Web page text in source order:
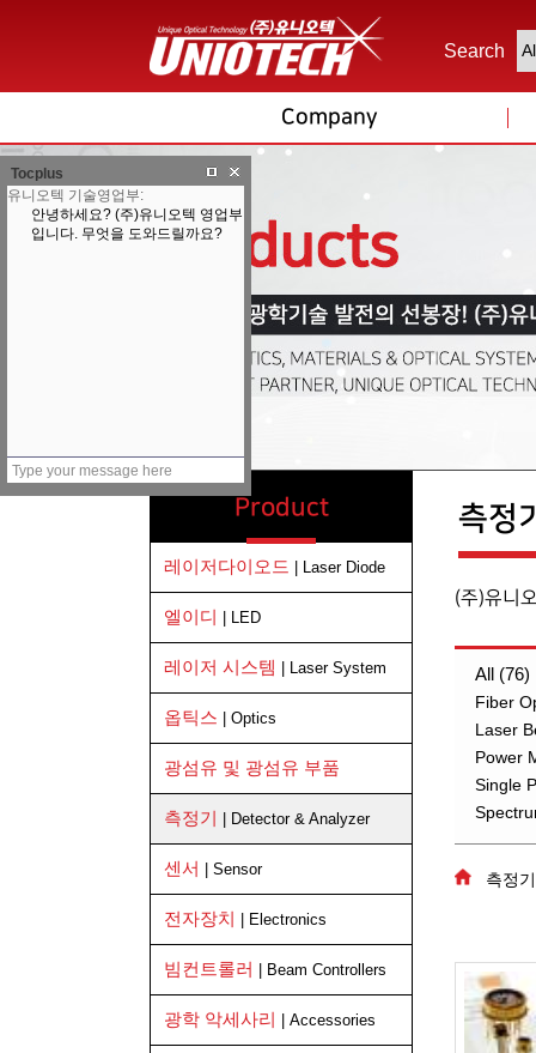
Search
Company
Product
레이저다이오드 | Laser Diode
엘이디 | LED
레이저 시스템 | Laser System
옵틱스 | Optics
광섬유 및 광섬유 부품
측정기 | Detector & Analyzer
센서 | Sensor
전자장치 | Electronics
빔컨트롤러 | Beam Controllers
광학 악세사리 | Accessories
측정
(주)유니
All (76)
Fiber
Laser
Power
Single
측정
Tocplus